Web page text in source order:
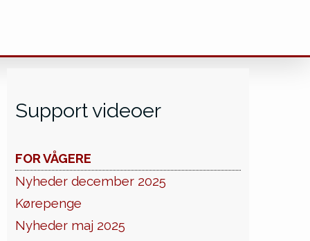
Support videoer
FOR VÅGERE
Nyheder december 2025
Kørepenge
Nyheder maj 2025